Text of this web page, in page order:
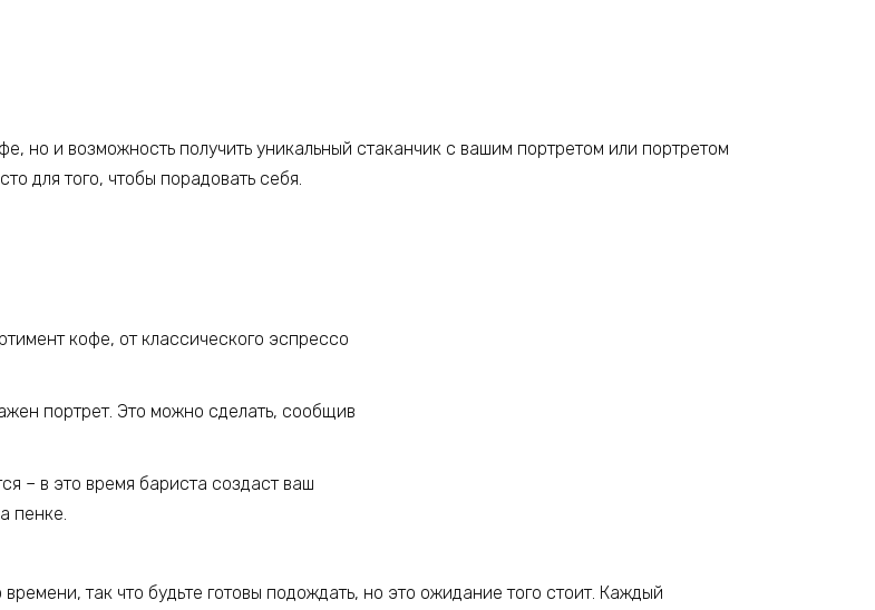
но и возможность получить уникальный стаканчик с вашим портретом или портретом
для того, чтобы порадовать себя.
кофе, от классического эспрессо
портрет. Это можно сделать, сообщив
– в это время бариста создаст ваш
пенке.
так что будьте готовы подождать, но это ожидание того стоит. Каждый